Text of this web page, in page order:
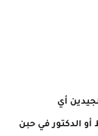
أي
الدكتور في حبن